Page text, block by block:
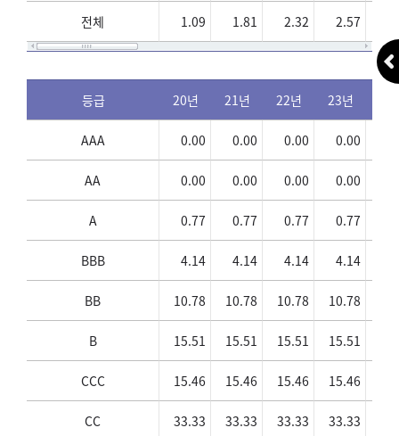
전체 1.09 1.81 2.32 2.57
등급 20년 21년 22년 23년
AAA 0.00 0.00 0.00 0.00
AA 0.00 0.00 0.00 0.00
A 0.77 0.77 0.77 0.77
BBB 4.14 4.14 4.14 4.14
BB 10.78 10.78 10.78 10.78
B 15.51 15.51 15.51 15.51
CCC 15.46 15.46 15.46 15.46
CC 33.33 33.33 33.33 33.33